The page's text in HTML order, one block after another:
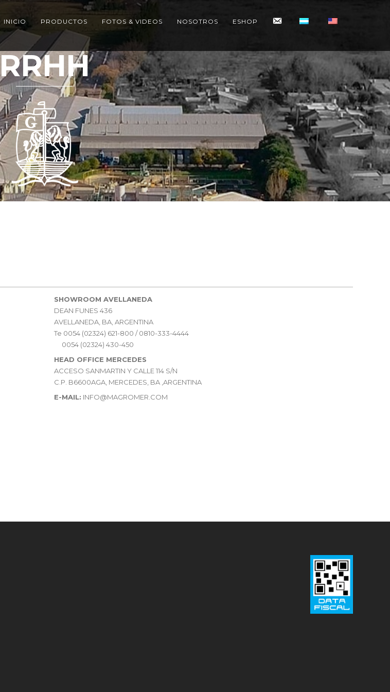
INICIO PRODUCTOS FOTOS & VIDEOS NOSOTROS ESHOP CONTACTO
RRHH
SHOWROOM AVELLANEDA
DEAN FUNES 436
AVELLANEDA, BA, ARGENTINA
Te 0054 (02324) 621-800 / 0810-333-4444
0054 (02324) 430-450
HEAD OFFICE MERCEDES
ACCESO SANMARTIN Y CALLE 114 S/N
C.P. B6600AGA, MERCEDES, BA ,ARGENTINA
E-MAIL: INFO@MAGROMER.COM